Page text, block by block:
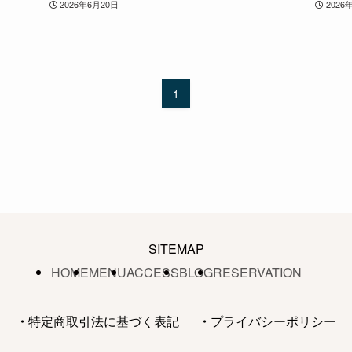
2026年6月20日 2026
1
SITEMAP
HOMEMENUACCESSBLOGRESERVATION
・ 特定商取引法に基づく表記 ・ プライバシーポリシー